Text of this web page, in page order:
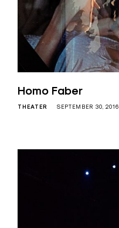
Homo Faber
THEATER SEPTEMBER 30, 2016